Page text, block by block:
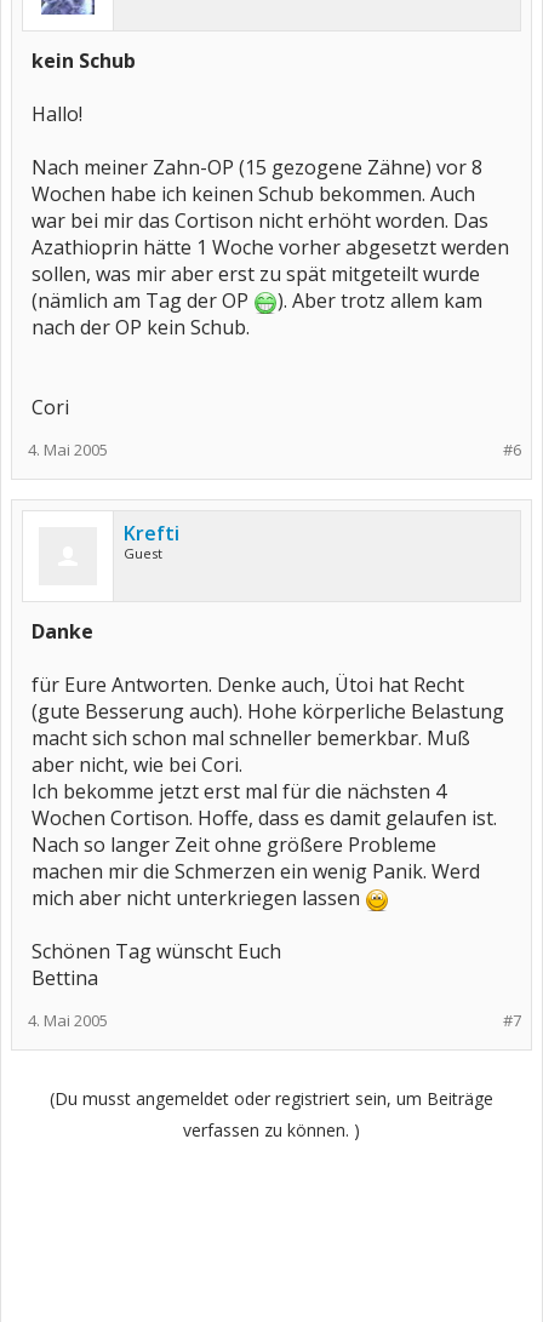
kein Schub
Hallo!
Nach meiner Zahn-OP (15 gezogene Zähne) vor 8
Wochen habe ich keinen Schub bekommen. Auch
war bei mir das Cortison nicht erhöht worden. Das
Azathioprin hätte 1 Woche vorher abgesetzt werden
sollen, was mir aber erst zu spät mitgeteilt wurde
(nämlich am Tag der OP
). Aber trotz allem kam
nach der OP kein Schub.
Cori
#6
4. Mai 2005
Krefti
Guest
Danke
für Eure Antworten. Denke auch, Ütoi hat Recht
(gute Besserung auch). Hohe körperliche Belastung
macht sich schon mal schneller bemerkbar. Muß
aber nicht, wie bei Cori.
Ich bekomme jetzt erst mal für die nächsten 4
Wochen Cortison. Hoffe, dass es damit gelaufen ist.
Nach so langer Zeit ohne größere Probleme
machen mir die Schmerzen ein wenig Panik. Werd
mich aber nicht unterkriegen lassen
Schönen Tag wünscht Euch
Bettina
#7
4. Mai 2005
(Du musst angemeldet oder registriert sein, um Beiträge
verfassen zu können. )